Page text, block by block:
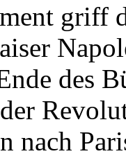
griff
des
nach